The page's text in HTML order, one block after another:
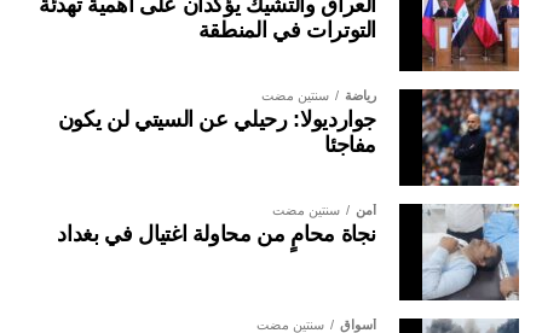
التوترات في المنطقة
رياضة سنتين مضت
جوارديولا: رحيلي عن السيتي لن يكون
مفاجئا
أمن سنتين مضت
نجاة محامٍ من محاولة اغتيال في بغداد
أسواق سنتين مضت